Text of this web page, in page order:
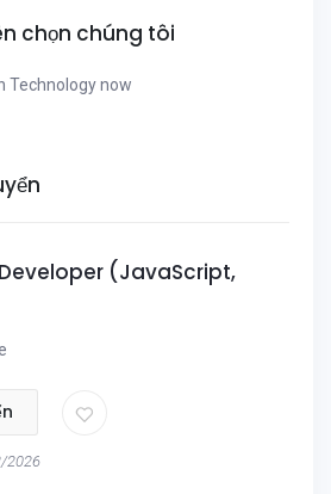
chọn chúng tôi
Technology now
(JavaScript,
2026